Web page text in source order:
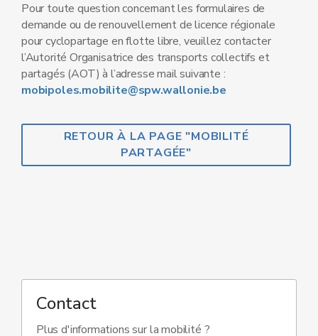
Pour toute question concernant les formulaires de
demande ou de renouvellement de licence régionale
pour cyclopartage en flotte libre, veuillez contacter
l’Autorité Organisatrice des transports collectifs et
partagés (AOT) à l’adresse mail suivante :
mobipoles.mobilite@spw.wallonie.be
RETOUR À LA PAGE "MOBILITÉ
PARTAGÉE"
Contact
Plus d'informations sur la mobilité ?